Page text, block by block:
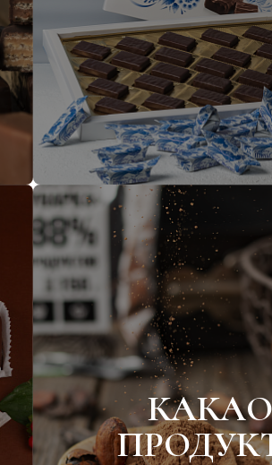
Кондитерских изделий
Конфет
Тематическая упаковка
Шоколада
Шоколадных конфет